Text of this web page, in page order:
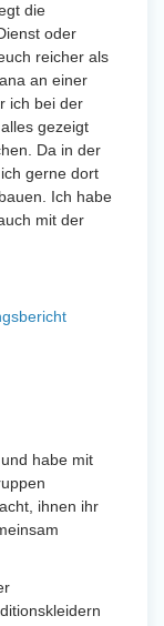
die
oder
reicher als
an einer
ich bei der
gezeigt
Da in der
gerne dort
Ich habe
mit der
habe mit
ihnen ihr